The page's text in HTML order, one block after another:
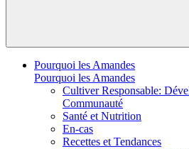
Pourquoi les Amandes
Pourquoi les Amandes
Cultiver Responsable:
Communauté
Santé et Nutrition
En-cas
Recettes et Tendances